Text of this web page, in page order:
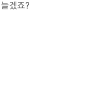
겠죠?